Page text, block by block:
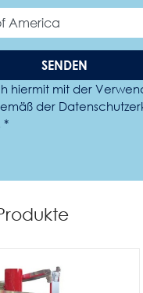
SENDEN
hiermit mit der
der
*